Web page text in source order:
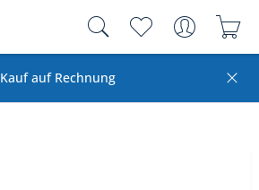
Kauf auf Rechnung